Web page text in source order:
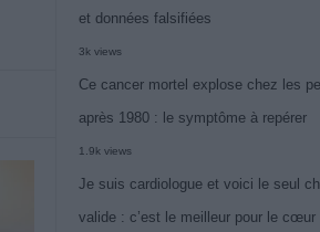
et données falsifiées
3k views
Ce cancer mortel explose chez les
après 1980 : le symptôme à repérer
1.9k views
Je suis cardiologue et voici le seul
valide : c’est le meilleur pour le cœur